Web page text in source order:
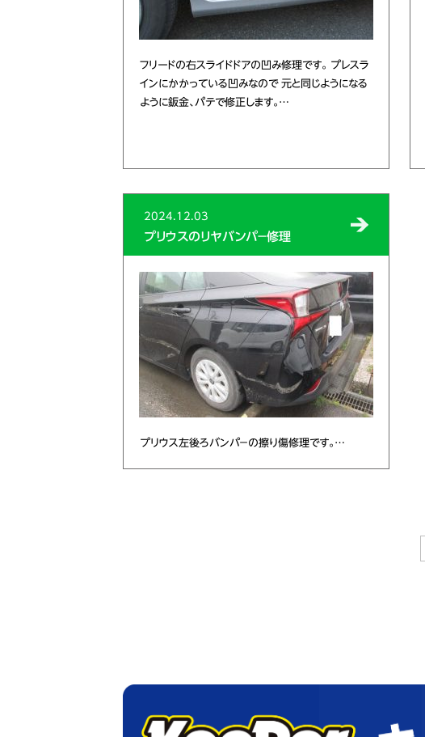
フリードの右スライドドアの凹み修理です。 プレスラ
インにかかっている凹みなので 元と同じようになる
ように鈑金、パテで修正します。…
2024.12.03
プリウスのリヤバンパ－修理
プリウス左後ろバンパ－の擦り傷修理です。…